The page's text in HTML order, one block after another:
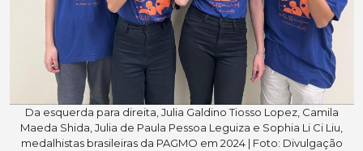
Da esquerda para direita, Julia Galdino Tiosso Lopez, Camila
Maeda Shida, Julia de Paula Pessoa Leguiza e Sophia Li Ci Liu,
medalhistas brasileiras da PAGMO em 2024 | Foto: Divulgação